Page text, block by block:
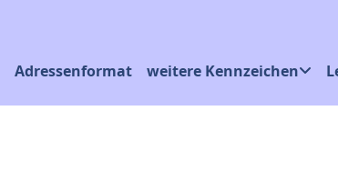
Adressenformat weitere Kennzeichen